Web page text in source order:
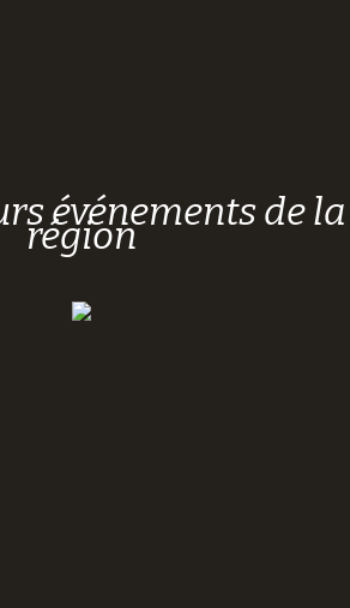
événements de la
région